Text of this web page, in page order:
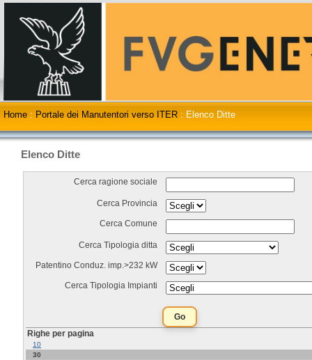
Home : Portale dei Manutentori verso ITER : Elenco Ditte
Elenco Ditte
Cerca ragione sociale
Cerca Provincia
Cerca Comune
Cerca Tipologia ditta
Patentino Conduz. imp.>232 kW
Cerca Tipologia Impianti
Righe per pagina
10
30